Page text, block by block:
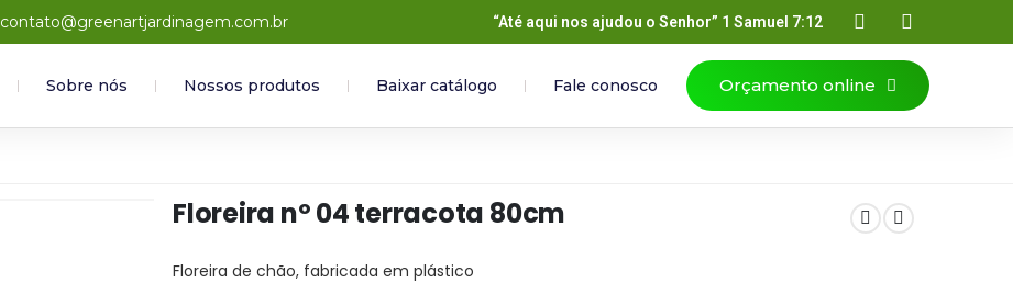
contato@greenartjardinagem.com.br “Até aqui nos ajudou o Senhor” 1 Samuel 7:12
Sobre nós Nossos produtos Baixar catálogo Fale conosco Orçamento online
Floreira nº 04 terracota 80cm
Floreira de chão, fabricada em plástico